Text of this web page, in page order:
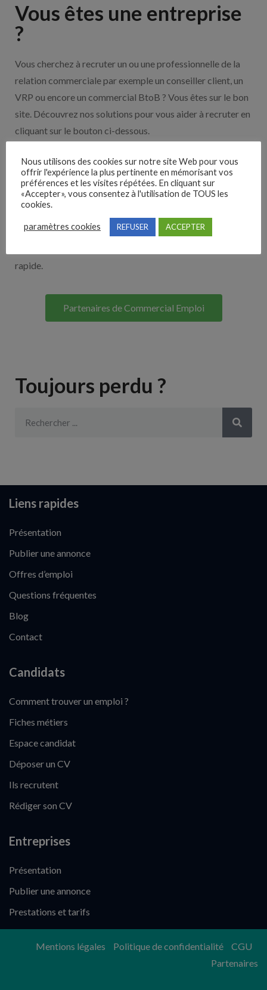
Vous êtes une entreprise
?
Vous cherchez à recruter un ou une professionnelle de la
relation commerciale par exemple un conseiller client, un
VRP ou encore un commercial BtoB ? Vous êtes sur le bon
site. Découvrez nos solutions pour vous aider à recruter en
cliquant sur le bouton ci-dessous.
Nos solutions entreprises
Découvrez nos partenaires ! Moteurs de recherches,
multidiffuseurs, sites payant… nombreux sont nos
partenaires. Si vous travaillez avec un ATS nous avons
rapide.
Partenaires de Commercial Emploi
Toujours perdu ?
Liens rapides
Présentation
Publier une annonce
Offres d’emploi
Questions fréquentes
Blog
Contact
Candidats
Comment trouver un emploi ?
Fiches métiers
Espace candidat
Déposer un CV
Ils recrutent
Rédiger son CV
Entreprises
Présentation
Publier une annonce
Prestations et tarifs
Mentions légales Politique de confidentialité
CGU
Partenaires
Nous utilisons des cookies sur notre site Web pour vous
offrir l'expérience la plus pertinente en mémorisant vos
préférences et les visites répétées. En cliquant sur
«Accepter», vous consentez à l'utilisation de TOUS les
cookies.
paramètres cookies REFUSER ACCEPTER